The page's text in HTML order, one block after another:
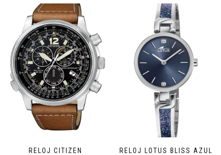
RELOJ CITIZEN
RELOJ LOTUS BLISS AZUL